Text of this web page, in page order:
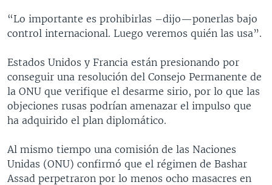
“Lo importante es prohibirlas –dijo—ponerlas bajo
control internacional. Luego veremos quién las usa”.
Estados Unidos y Francia están presionando por
conseguir una resolución del Consejo Permanente de
la ONU que verifique el desarme sirio, por lo que las
objeciones rusas podrían amenazar el impulso que
ha adquirido el plan diplomático.
Al mismo tiempo una comisión de las Naciones
Unidas (ONU) confirmó que el régimen de Bashar
Assad perpetraron por lo menos ocho masacres en